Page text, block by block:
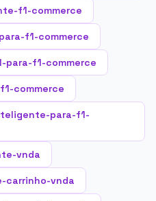
f1-commerce
f1-commerce
para-f1-commerce
commerce
para-f1-
vnda
carrinho-vnda